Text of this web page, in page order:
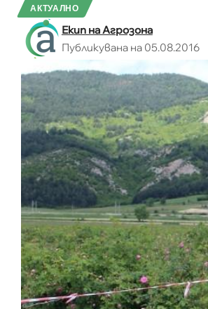
АКТУАЛНО
Екип на Агрозона
Публикувана на 05.08.2016